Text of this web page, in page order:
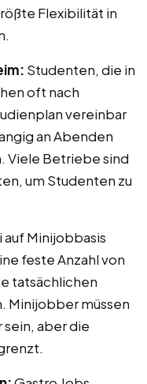
Flexibilität in
Studenten, die in
oft nach
vereinbar
an Abenden
Viele Betriebe sind
um Studenten zu
auf Minijobbasis
feste Anzahl von
tatsächlichen
Minijobber müssen
aber die